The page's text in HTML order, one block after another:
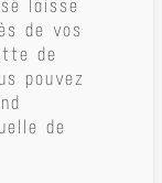
laisse
de vos
de
pouvez
de